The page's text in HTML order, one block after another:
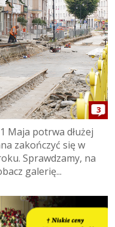
3
Maja potrwa dłużej
zakończyć się w
Sprawdzamy, na
galerię...